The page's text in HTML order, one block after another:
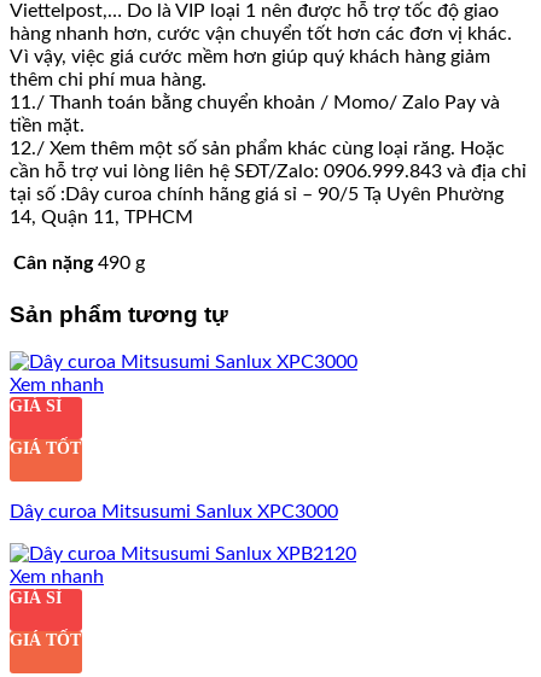
Viettelpost,… Do là VIP loại 1 nên được hỗ trợ tốc độ giao
hàng nhanh hơn, cước vận chuyển tốt hơn các đơn vị khác.
Vì vậy, việc giá cước mềm hơn giúp quý khách hàng giảm
thêm chi phí mua hàng.
11./ Thanh toán bằng chuyển khoản / Momo/ Zalo Pay và
tiền mặt.
12./ Xem thêm một số sản phẩm khác cùng loại răng. Hoặc
cần hỗ trợ vui lòng liên hệ SĐT/Zalo: 0906.999.843 và địa chỉ
tại số :Dây curoa chính hãng giá sỉ – 90/5 Tạ Uyên Phường
14, Quận 11, TPHCM
Cân nặng 490 g
Sản phẩm tương tự
Xem nhanh
GIÁ SỈ
GIÁ TỐT
Dây curoa Mitsusumi Sanlux XPC3000
Xem nhanh
GIÁ SỈ
GIÁ TỐT